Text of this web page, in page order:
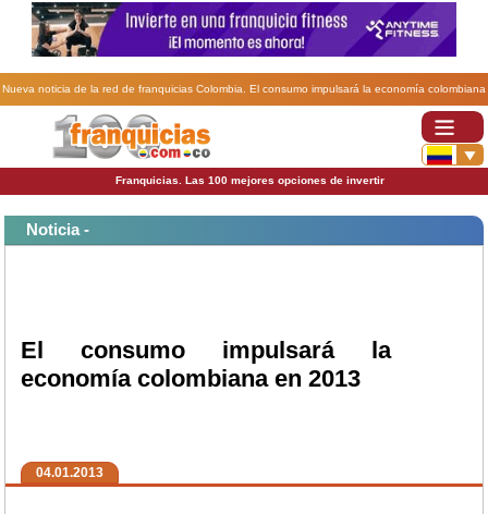
Nueva noticia de la red de franquicias Colombia. El consumo impulsará la economía colombiana
Franquicias. Las 100 mejores opciones de invertir
Noticia -
El consumo impulsará la
economía colombiana en 2013
04.01.2013